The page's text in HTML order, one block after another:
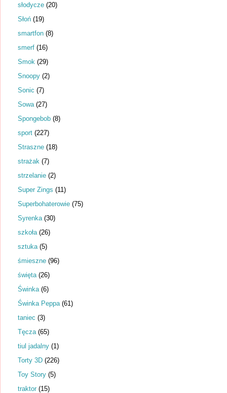
słodycze (20)
Słoń (19)
smartfon (8)
smerf (16)
Smok (29)
Snoopy (2)
Sonic (7)
Sowa (27)
Spongebob (8)
sport (227)
Straszne (18)
strażak (7)
strzelanie (2)
Super Zings (11)
Superbohaterowie (75)
Syrenka (30)
szkoła (26)
sztuka (5)
śmieszne (96)
święta (26)
Świnka (6)
Świnka Peppa (61)
taniec (3)
Tęcza (65)
tiul jadalny (1)
Torty 3D (226)
Toy Story (5)
traktor (15)